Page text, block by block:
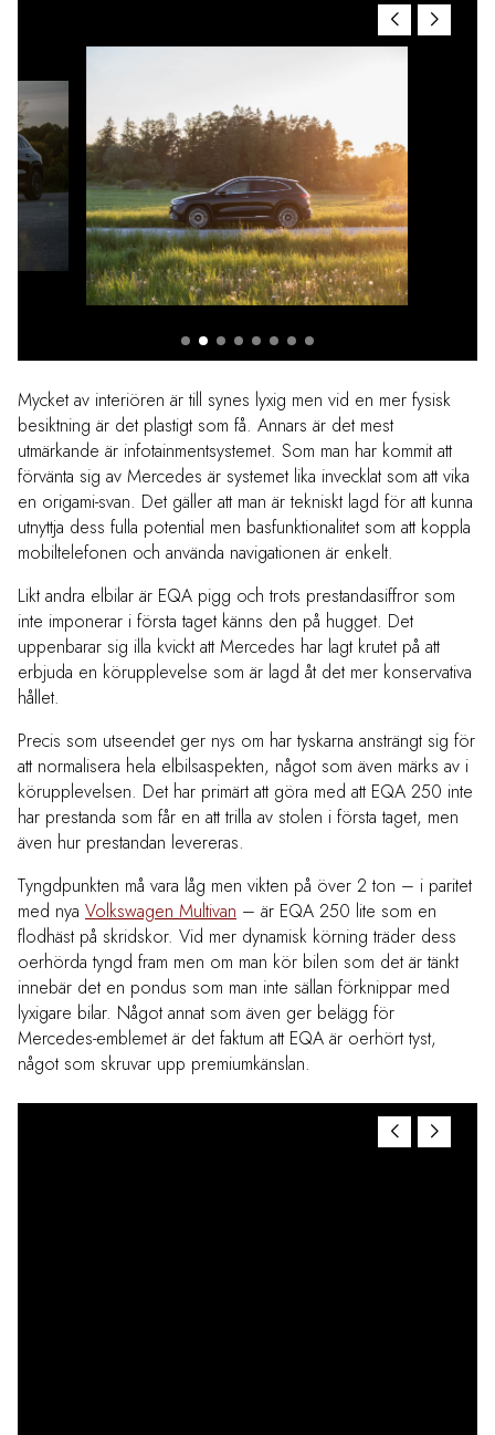
Mycket av interiören är till synes lyxig men vid en mer fysisk
besiktning är det plastigt som få. Annars är det mest
utmärkande är infotainmentsystemet. Som man har kommit att
förvänta sig av Mercedes är systemet lika invecklat som att vika
en origami-svan. Det gäller att man är tekniskt lagd för att kunna
utnyttja dess fulla potential men basfunktionalitet som att koppla
mobiltelefonen och använda navigationen är enkelt.
Likt andra elbilar är EQA pigg och trots prestandasiffror som
inte imponerar i första taget känns den på hugget. Det
uppenbarar sig illa kvickt att Mercedes har lagt krutet på att
erbjuda en körupplevelse som är lagd åt det mer konservativa
hållet.
Precis som utseendet ger nys om har tyskarna ansträngt sig för
att normalisera hela elbilsaspekten, något som även märks av i
körupplevelsen. Det har primärt att göra med att EQA 250 inte
har prestanda som får en att trilla av stolen i första taget, men
även hur prestandan levereras.
Tyngdpunkten må vara låg men vikten på över 2 ton – i paritet
med nya Volkswagen Multivan – är EQA 250 lite som en
flodhäst på skridskor. Vid mer dynamisk körning träder dess
oerhörda tyngd fram men om man kör bilen som det är tänkt
innebär det en pondus som man inte sällan förknippar med
lyxigare bilar. Något annat som även ger belägg för
Mercedes-emblemet är det faktum att EQA är oerhört tyst,
något som skruvar upp premiumkänslan.